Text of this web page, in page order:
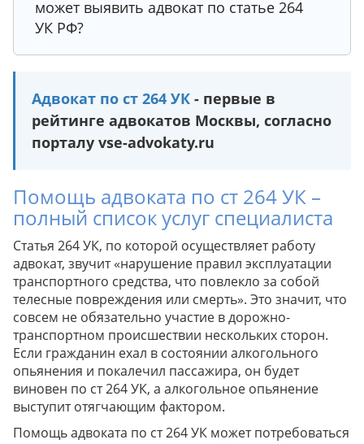
Рекомендация
Рекомендация юриста
Рекомендация юриста
Рекомендация юриста
Совет эксперта
Совет эксперта
Рекомендация юриста
Рекомендация юриста
Рекомендация юриста
Совет эксперта
Совет эксперта
Совет эксперта
Рекомендация юриста
Рекомендация юриста
Совет эксперта
Рекомендация юриста
может выявить адвокат по статье 264
УК РФ?
Адвокат по ст 264 УК - первые в
рейтинге адвокатов Москвы, согласно
порталу vse-advokaty.ru
Помощь адвоката по ст 264 УК –
полный список услуг специалиста
Статья 264 УК, по которой осуществляет работу
адвокат, звучит «нарушение правил эксплуатации
транспортного средства, что повлекло за собой
телесные повреждения или смерть». Это значит, что
совсем не обязательно участие в дорожно-
транспортном происшествии нескольких сторон.
Если гражданин ехал в состоянии алкогольного
опьянения и покалечил пассажира, он будет
виновен по ст 264 УК, а алкогольное опьянение
выступит отягчающим фактором.
Помощь адвоката по ст 264 УК может потребоваться